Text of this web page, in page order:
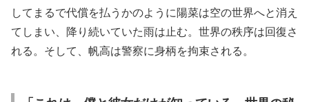
してまるで代償を払うかのように陽菜は空の世界へと消え
てしまい、降り続いていた雨は止む。世界の秩序は回復さ
れる。そして、帆高は警察に身柄を拘束される。